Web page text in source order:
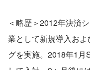
＜略歴＞2012年決済
業として新規導入お
グを実施。2018年1月